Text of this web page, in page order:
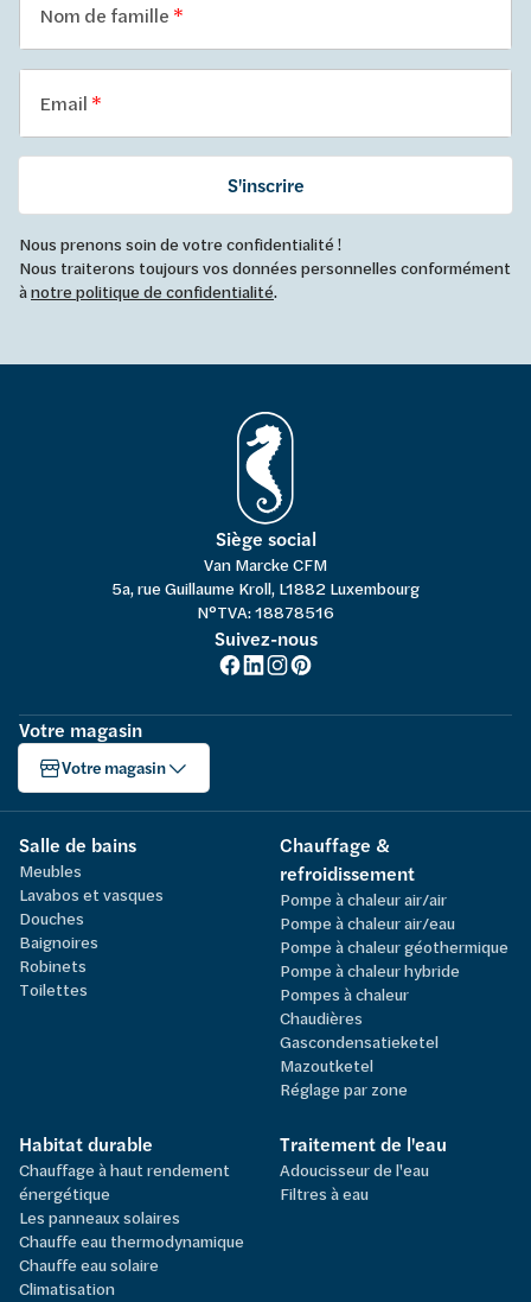
Nom de famille
Email
S'inscrire
Nous prenons soin de votre confidentialité !
Nous traiterons toujours vos données personnelles conformément
ànotre politique de confidentialité.
Siège social
Van Marcke CFM
5a, rue Guillaume Kroll, L1882 Luxembourg
N°TVA: 18878516
Suivez-nous
Votre magasin
Votre magasin
Salle de bains
Meubles
Lavabos et vasques
Douches
Baignoires
Robinets
Toilettes
Chauffage &
refroidissement
Pompe à chaleur air/air
Pompe à chaleur air/eau
Pompe à chaleur géothermique
Pompe à chaleur hybride
Pompes à chaleur
Chaudières
Gascondensatieketel
Mazoutketel
Réglage par zone
Habitat durable
Chauffage à haut rendement
énergétique
Les panneaux solaires
Chauffe eau thermodynamique
Chauffe eau solaire
Climatisation
Traitement de l'eau
Adoucisseur de l'eau
Filtres à eau